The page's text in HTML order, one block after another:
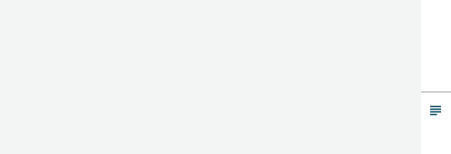
subject